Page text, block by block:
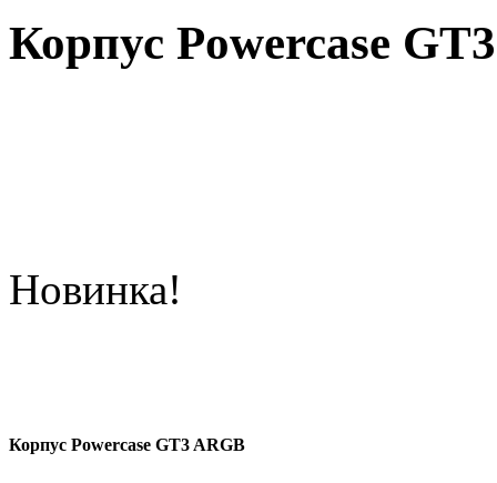
Корпус Powercase
Новинка!
Корпус Powercase GT3 ARGB